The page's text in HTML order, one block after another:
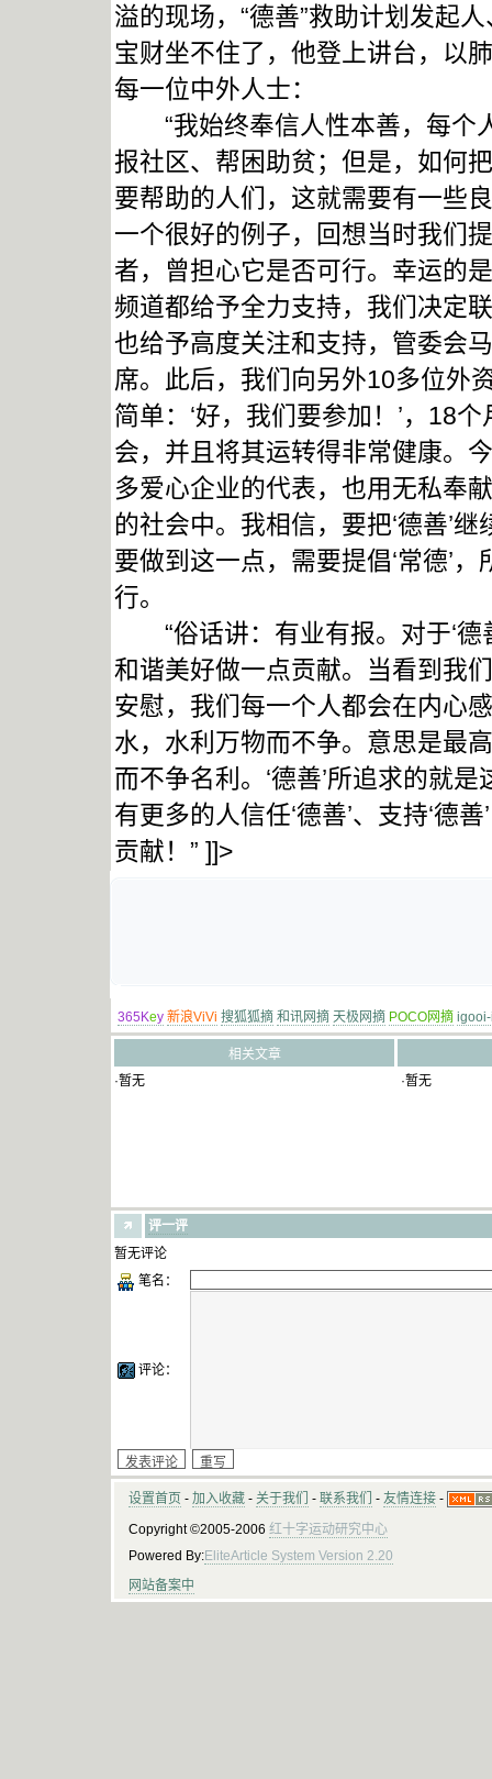
溢的现场，“德善”救助计划发起
宝财坐不住了，他登上讲台，以
每一位中外人士：
“我始终奉信人性本善，每个
报社区、帮困助贫；但是，如何
要帮助的人们，这就需要有一些
一个很好的例子，回想当时我们
者，曾担心它是否可行。幸运的
频道都给予全力支持，我们决定
也给予高度关注和支持，管委会
席。此后，我们向另外10多位外
简单：‘好，我们要参加！’，18
会，并且将其运转得非常健康。
多爱心企业的代表，也用无私奉
的社会中。我相信，要把‘德善’
要做到这一点，需要提倡‘常德’
行。
“俗话讲：有业有报。对于‘德
和谐美好做一点贡献。当看到我
安慰，我们每一个人都会在内心
水，水利万物而不争。意思是最
而不争名利。‘德善’所追求的就
有更多的人信任‘德善’、支持‘德
贡献！” ]]>
365Key 新浪ViVi 搜狐狐摘 和讯网摘 天极网摘 POCO网摘
相关文章
·暂无
·暂无
评一评
暂无评论
笔名：
评论：
设置首页 - 加入收藏 - 关于我们 - 联系我们 - 友情连接 -
Copyright ©2005-2006 红十字运动研究中心
Powered By:EliteArticle System Version 2.20
网站备案中